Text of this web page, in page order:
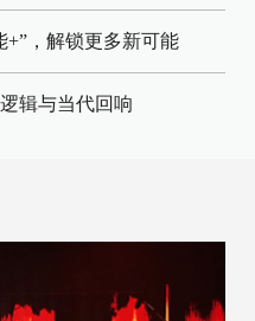
+”，解锁更多新可能
辑与当代回响